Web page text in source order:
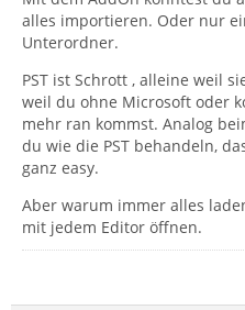
alles importieren. Oder nur
Unterordner.
PST ist Schrott , alleine weil
weil du ohne Microsoft oder
mehr ran kommst. Analog
du wie die PST behandeln,
ganz easy.
Aber warum immer alles
mit jedem Editor öffnen.